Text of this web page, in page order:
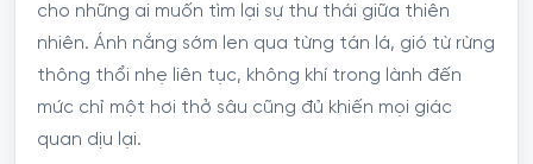
cho những ai muốn tìm lại sự thư thái giữa thiên
nhiên. Ánh nắng sớm len qua từng tán lá, gió từ rừng
thông thổi nhẹ liên tục, không khí trong lành đến
mức chỉ một hơi thở sâu cũng đủ khiến mọi giác
quan dịu lại.